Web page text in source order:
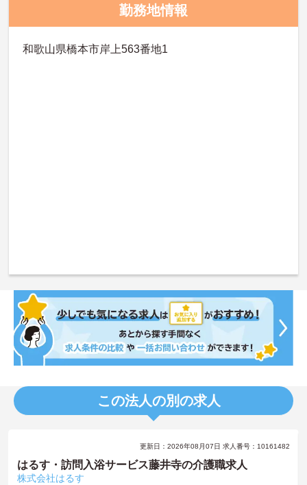
勤務地情報
和歌山県橋本市岸上563番地1
この法人の別の求人
更新日：2026年08月07日 求人番号：10161482
はるす・訪問入浴サービス藤井寺の介護職求人
株式会社はるす